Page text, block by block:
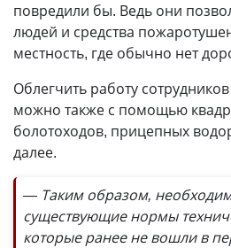
повредили бы. Ведь они
людей и средства
местность, где обычно нет
Облегчить работу
можно также с помощью
болотоходов, прицепных
далее.
— Таким образом,
существующие нормы
которые ранее не вошли в